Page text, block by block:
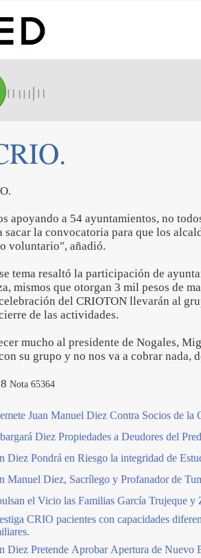
apoyando a 54 ayuntamientos, no
sacar la convocatoria para que los
voluntario", añadió.
tema resaltó la participación de
mismos que otorgan 3 mil pesos de
del CRIOTON llevarán al
de las actividades.
mucho al presidente de Nogales,
su grupo y no nos va a cobrar nada,
Nota 65364
Juan Manuel Diez Contra Socios de
Diez Propiedades a Deudores del
Diez Pondrá en Riesgo la integridad de
Manuel Diez, Sacrílego y Profanador de
el Vicio las Familias García Trujeque y
CRIO pacientes con capacidades
Diez Pretende Aprobar Apertura de Nuevo